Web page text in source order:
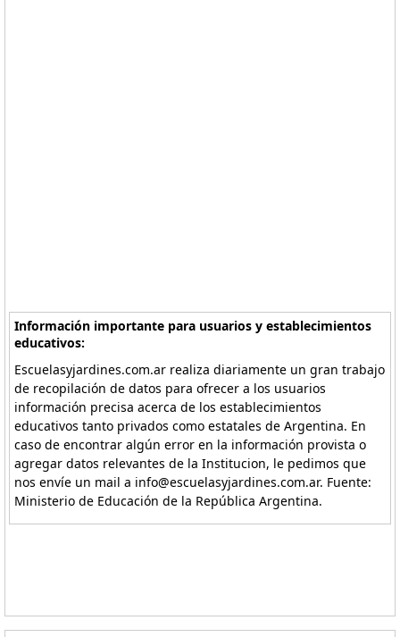
Información importante para usuarios y establecimientos
educativos:
Escuelasyjardines.com.ar realiza diariamente un gran trabajo
de recopilación de datos para ofrecer a los usuarios
información precisa acerca de los establecimientos
educativos tanto privados como estatales de Argentina. En
caso de encontrar algún error en la información provista o
agregar datos relevantes de la Institucion, le pedimos que
nos envíe un mail a info@escuelasyjardines.com.ar. Fuente:
Ministerio de Educación de la República Argentina.